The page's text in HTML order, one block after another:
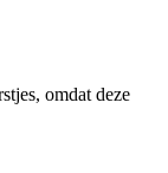
omdat deze